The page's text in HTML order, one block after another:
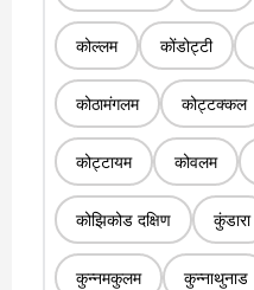
कोल्लम कोंडोट्टी
कोठामंगलम कोट्टक्कल
कोट्टायम कोवलम
कोझिकोड दक्षिण कुंडारा
कुन्नमकुलम कुन्नाथुनाड